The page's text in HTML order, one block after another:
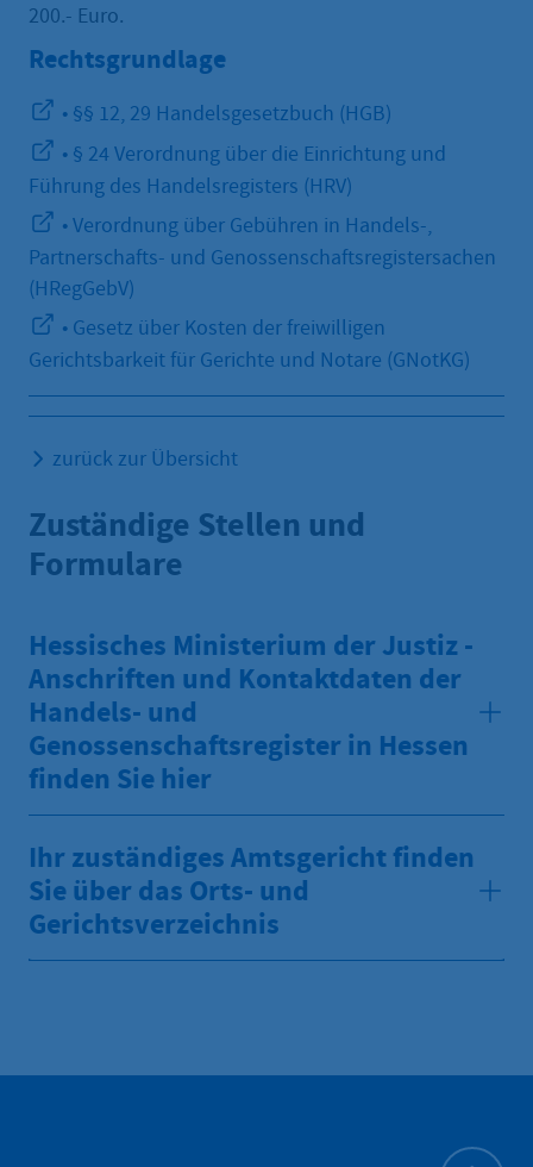
200.- Euro.
Rechtsgrundlage
• §§ 12, 29 Handelsgesetzbuch (HGB)
• § 24 Verordnung über die Einrichtung und
Führung des Handelsregisters (HRV)
• Verordnung über Gebühren in Handels-,
Partnerschafts- und Genossenschaftsregistersachen
(HRegGebV)
• Gesetz über Kosten der freiwilligen
Gerichtsbarkeit für Gerichte und Notare (GNotKG)
zurück zur Übersicht
Zuständige Stellen und
Formulare
Hessisches Ministerium der Justiz -
Anschriften und Kontaktdaten der
Handels- und
Genossenschaftsregister in Hessen
finden Sie hier
Ihr zuständiges Amtsgericht finden
Sie über das Orts- und
Gerichtsverzeichnis